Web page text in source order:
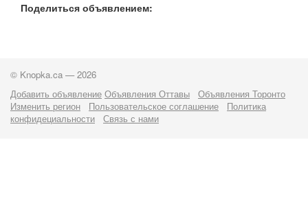
Поделиться объявлением:
© Knopka.ca — 2026
Добавить объявление Объявления Оттавы
Объявления Торонто
Изменить регион
Пользовательское соглашение
Политика
конфидециальности
Связь с нами